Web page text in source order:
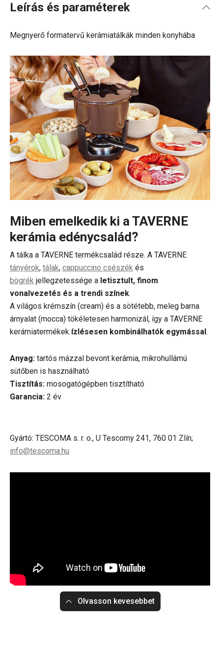
Leírás és paraméterek
Megnyerő formatervű kerámiatálkák minden konyhába
Miben emelkedik ki a TAVERNE
kerámia edénycsalád?
A tálka a TAVERNE termékcsalád része. A TAVERNE
tányérok, tálak, cappuccino csészék és
bögrék jellegzetessége a letisztult, finom
vonalvezetés és a trendi színek.
A világos krémszín (cream) és a sötétebb, meleg barna
árnyalat (mocca) tökéletesen harmonizál, így a TAVERNE
kerámiatermékek ízlésesen kombinálhatók egymással .
Anyag: tartós mázzal bevont kerámia, mikrohullámú
sütőben is használható
Tisztítás: mosogatógépben tisztítható
Garancia: 2 év
Gyártó: TESCOMA s. r. o., U Tescomy 241, 760 01 Zlín;
info@tescoma.hu
Olvasson kevesebbet